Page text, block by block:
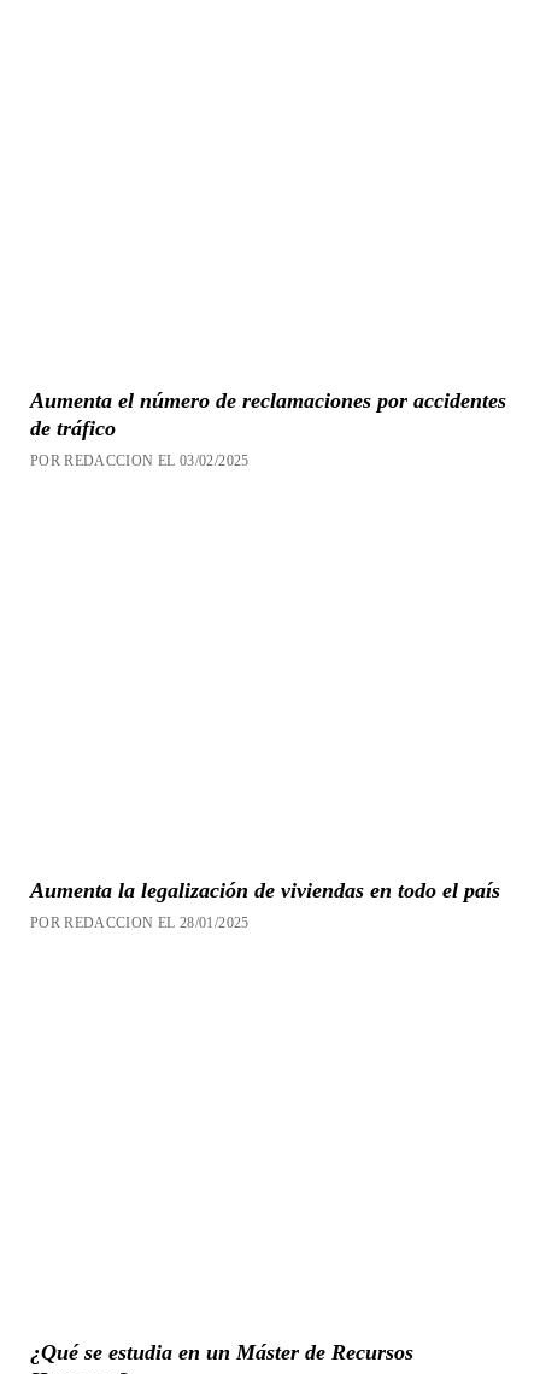
Aumenta el número de reclamaciones por accidentes
de tráfico
POR REDACCION EL 03/02/2025
Aumenta la legalización de viviendas en todo el país
POR REDACCION EL 28/01/2025
¿Qué se estudia en un Máster de Recursos